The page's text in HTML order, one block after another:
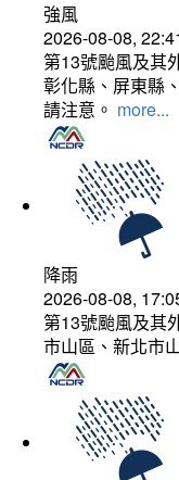
強風
2026-08-08,
第13號颱風及其
彰化縣、屏東縣
請注意。 more...
降雨
2026-08-08,
第13號颱風及其
市山區、新北市